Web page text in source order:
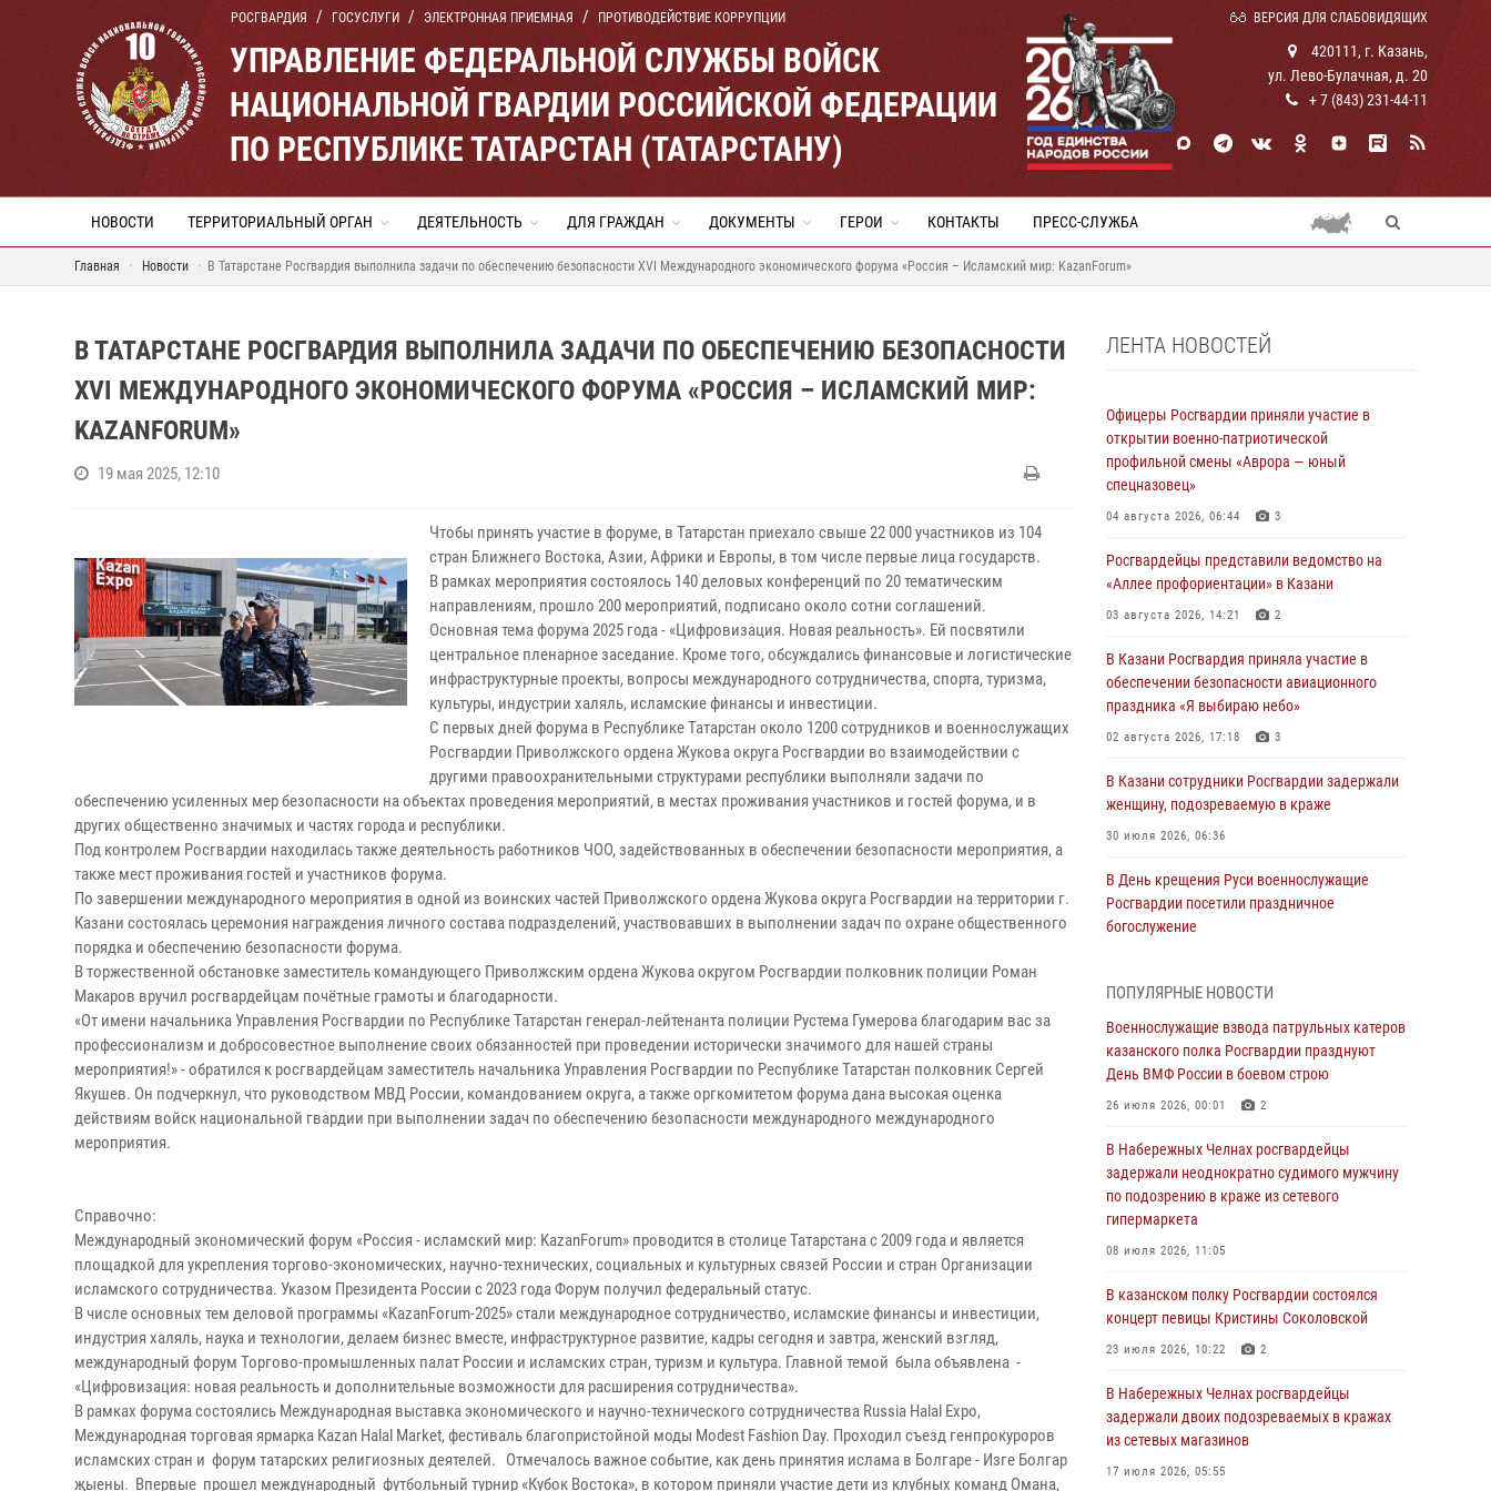
РОСГВАРДИЯ ГОСУСЛУГИ ЭЛЕКТРОННАЯ ПРИЕМНАЯ ПРОТИВОДЕЙСТВИЕ КОРРУПЦИИ ВЕРСИЯ ДЛЯ СЛАБОВИДЯЩИХ
УПРАВЛЕНИЕ ФЕДЕРАЛЬНОЙ СЛУЖБЫ ВОЙСК
НАЦИОНАЛЬНОЙ ГВАРДИИ РОССИЙСКОЙ ФЕДЕРАЦИИ
ПО РЕСПУБЛИКЕ ТАТАРСТАН (ТАТАРСТАНУ)
420111, г. Казань,
ул. Лево-Булачная, д. 20
+ 7 (843) 231-44-11
НОВОСТИ ТЕРРИТОРИАЛЬНЫЙ ОРГАН ДЕЯТЕЛЬНОСТЬ ДЛЯ ГРАЖДАН ДОКУМЕНТЫ ГЕРОИ КОНТАКТЫ ПРЕСС-СЛУЖБА
Главная Новости В Татарстане Росгвардия выполнила задачи по обеспечению безопасности XVI Международного экономического форума «Россия – Исламский мир: KazanForum»
В ТАТАРСТАНЕ РОСГВАРДИЯ ВЫПОЛНИЛА ЗАДАЧИ ПО ОБЕСПЕЧЕНИЮ БЕЗОПАСНОСТИ
XVI МЕЖДУНАРОДНОГО ЭКОНОМИЧЕСКОГО ФОРУМА «РОССИЯ – ИСЛАМСКИЙ МИР:
KAZANFORUM»
19 мая 2025, 12:10
Чтобы принять участие в форуме, в Татарстан приехало свыше 22 000 участников из 104
стран Ближнего Востока, Азии, Африки и Европы, в том числе первые лица государств.
В рамках мероприятия состоялось 140 деловых конференций по 20 тематическим
направлениям, прошло 200 мероприятий, подписано около сотни соглашений.
Основная тема форума 2025 года - «Цифровизация. Новая реальность». Ей посвятили
центральное пленарное заседание. Кроме того, обсуждались финансовые и логистические
инфраструктурные проекты, вопросы международного сотрудничества, спорта, туризма,
культуры, индустрии халяль, исламские финансы и инвестиции.
С первых дней форума в Республике Татарстан около 1200 сотрудников и военнослужащих
Росгвардии Приволжского ордена Жукова округа Росгвардии во взаимодействии с
другими правоохранительными структурами республики выполняли задачи по
обеспечению усиленных мер безопасности на объектах проведения мероприятий, в местах проживания участников и гостей форума, и в
других общественно значимых и частях города и республики.
Под контролем Росгвардии находилась также деятельность работников ЧОО, задействованных в обеспечении безопасности мероприятия, а
также мест проживания гостей и участников форума.
По завершении международного мероприятия в одной из воинских частей Приволжского ордена Жукова округа Росгвардии на территории г.
Казани состоялась церемония награждения личного состава подразделений, участвовавших в выполнении задач по охране общественного
порядка и обеспечению безопасности форума.
В торжественной обстановке заместитель командующего Приволжским ордена Жукова округом Росгвардии полковник полиции Роман
Макаров вручил росгвардейцам почётные грамоты и благодарности.
«От имени начальника Управления Росгвардии по Республике Татарстан генерал-лейтенанта полиции Рустема Гумерова благодарим вас за
профессионализм и добросовестное выполнение своих обязанностей при проведении исторически значимого для нашей страны
мероприятия!» - обратился к росгвардейцам заместитель начальника Управления Росгвардии по Республике Татарстан полковник Сергей
Якушев. Он подчеркнул, что руководством МВД России, командованием округа, а также оргкомитетом форума дана высокая оценка
действиям войск национальной гвардии при выполнении задач по обеспечению безопасности международного международного
мероприятия.
Справочно:
Международный экономический форум «Россия - исламский мир: KazanForum» проводится в столице Татарстана с 2009 года и является
площадкой для укрепления торгово-экономических, научно-технических, социальных и культурных связей России и стран Организации
исламского сотрудничества. Указом Президента России с 2023 года Форум получил федеральный статус.
В числе основных тем деловой программы «KazanForum-2025» стали международное сотрудничество, исламские финансы и инвестиции,
индустрия халяль, наука и технологии, делаем бизнес вместе, инфраструктурное развитие, кадры сегодня и завтра, женский взгляд,
международный форум Торгово-промышленных палат России и исламских стран, туризм и культура. Главной темой была объявлена -
«Цифровизация: новая реальность и дополнительные возможности для расширения сотрудничества».
В рамках форума состоялись Международная выставка экономического и научно-технического сотрудничества Russia Halal Expo,
Международная торговая ярмарка Kazan Halal Market, фестиваль благопристойной моды Modest Fashion Day. Проходил съезд генпрокуроров
исламских стран и форум татарских религиозных деятелей. Отмечалось важное событие, как день принятия ислама в Болгаре - Изге Болгар
җыены. Впервые прошел международный футбольный турнир «Кубок Востока», в котором приняли участие дети из клубных команд Омана,
ЛЕНТА НОВОСТЕЙ
Офицеры Росгвардии приняли участие в
открытии военно-патриотической
профильной смены «Аврора — юный
спецназовец»
04 августа 2026, 06:44 3
Росгвардейцы представили ведомство на
«Аллее профориентации» в Казани
03 августа 2026, 14:21 2
В Казани Росгвардия приняла участие в
обеспечении безопасности авиационного
праздника «Я выбираю небо»
02 августа 2026, 17:18 3
В Казани сотрудники Росгвардии задержали
женщину, подозреваемую в краже
30 июля 2026, 06:36
В День крещения Руси военнослужащие
Росгвардии посетили праздничное
богослужение
Военнослужащие взвода патрульных катеров
казанского полка Росгвардии празднуют
День ВМФ России в боевом строю
26 июля 2026, 00:01 2
«бронзу» в окружном этапе конкурса
профессионального мастерства
24 июля 2026, 15:05 4
В казанском полку Росгвардии состоялся
23 июля 2026, 10:22 2
В Нижнекамске сотрудники Росгвардии
23 июля 2026, 06:47
В Казани Росгвардия приняла участие в
обеспечении безопасности крестного хода и
ПОПУЛЯРНЫЕ НОВОСТИ
Военнослужащие взвода патрульных катеров
казанского полка Росгвардии празднуют
День ВМФ России в боевом строю
26 июля 2026, 00:01 2
В Набережных Челнах росгвардейцы
задержали неоднократно судимого мужчину
по подозрению в краже из сетевого
гипермаркета
08 июля 2026, 11:05
В казанском полку Росгвардии состоялся
концерт певицы Кристины Соколовской
23 июля 2026, 10:22 2
В Набережных Челнах росгвардейцы
задержали двоих подозреваемых в кражах
из сетевых магазинов
17 июля 2026, 05:55